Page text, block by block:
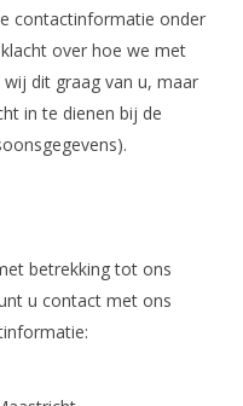
contactinformatie onder
over hoe we met
dit graag van u, maar
in te dienen bij de
betrekking tot ons
u contact met ons